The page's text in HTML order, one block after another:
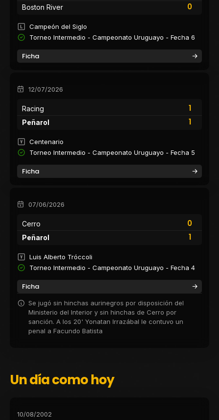
0
Boston River
Campeón del Siglo
Torneo Intermedio - Campeonato Uruguayo - Fecha 6
Ficha
12/07/2026
Racing
1
1
Peñarol
Centenario
Torneo Intermedio - Campeonato Uruguayo - Fecha 5
Ficha
07/06/2026
Cerro
0
1
Peñarol
Luis Alberto Tróccoli
Torneo Intermedio - Campeonato Uruguayo - Fecha 4
Ficha
Se jugó sin hinchas aurinegros por disposición del
Ministerio del Interior y sin hinchas de Cerro por
sanción. A los 20' Yonatan Irrazábal le contuvo un
penal a Facundo Batista
Un día como hoy
10/08/2002